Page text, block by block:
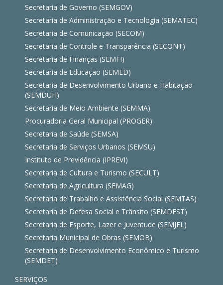
Secretaria de Governo (SEMGOV)
Secretaria de Administração e Tecnologia (SEMATEC)
Secretaria de Comunicação (SECOM)
Secretaria de Controle e Transparência (SECONT)
Secretaria de Finanças (SEMFI)
Secretaria de Educação (SEMED)
Secretaria de Desenvolvimento Urbano e Habitação
(SEMDUH)
Secretaria de Meio Ambiente (SEMMA)
Procuradoria Geral Municipal (PROGER)
Secretaria de Saúde (SEMSA)
Secretaria de Serviços Urbanos (SEMSU)
Instituto de Previdência (IPREVI)
Secretaria de Cultura e Turismo (SECULT)
Secretaria de Agricultura (SEMAG)
Secretaria de Trabalho e Assistência Social (SEMTAS)
Secretaria de Defesa Social e Trânsito (SEMDEST)
Secretaria de Esporte, Lazer e Juventude (SEMJEL)
Secretaria Municipal de Obras (SEMOB)
Secretaria de Desenvolvimento Econômico e Turismo
(SEMDET)
SERVIÇOS